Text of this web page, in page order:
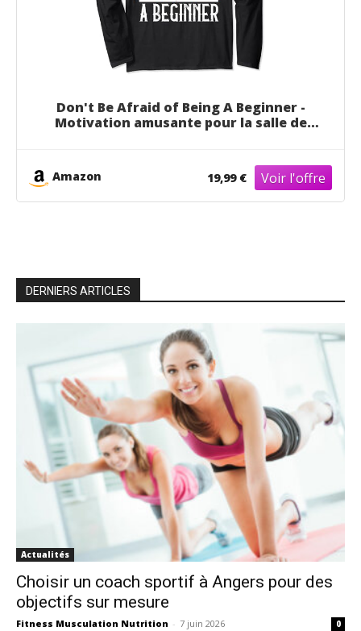
Don't Be Afraid of Being A Beginner -
Motivation amusante pour la salle de
Amazon 19,99 €
DERNIERS ARTICLES
Actualités
Choisir un coach sportif à Angers pour des
objectifs sur mesure
Fitness Musculation Nutrition - 7 juin 2026 0